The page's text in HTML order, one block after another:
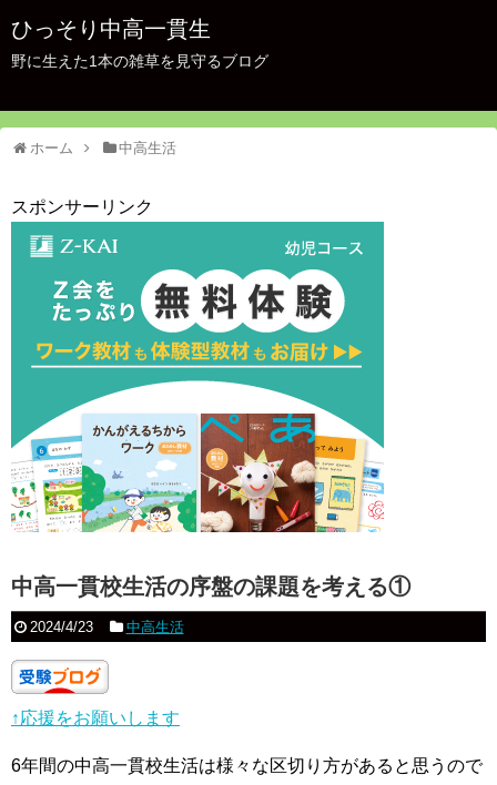
ひっそり中高一貫生
野に生えた1本の雑草を見守るブログ
ホーム 中高生活
スポンサーリンク
中高一貫校生活の序盤の課題を考える①
2024/4/23 中高生活
↑応援をお願いします
6年間の中高一貫校生活は様々な区切り方があると思うので